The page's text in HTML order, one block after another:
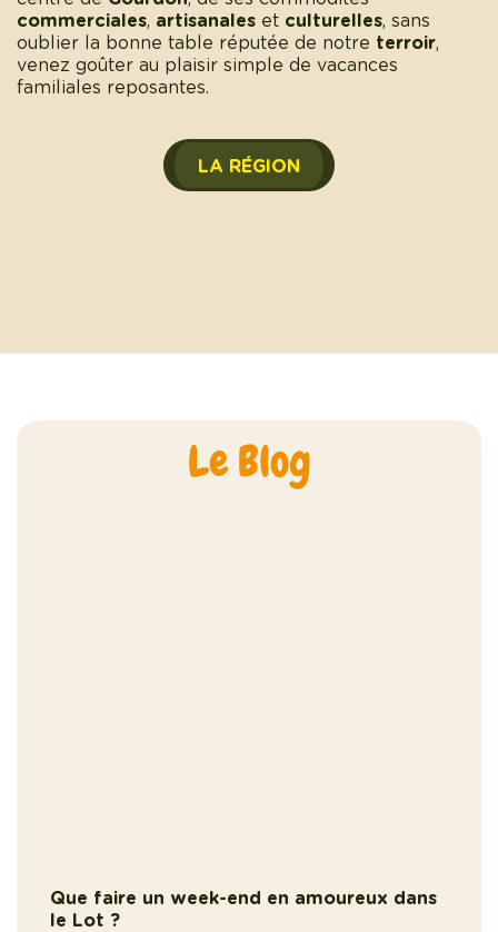
commerciales, artisanales et culturelles, sans
oublier la bonne table réputée de notre terroir,
venez goûter au plaisir simple de vacances
familiales reposantes.
LA RÉGION
Le Blog
Que faire un week-end en amoureux dans
le Lot ?